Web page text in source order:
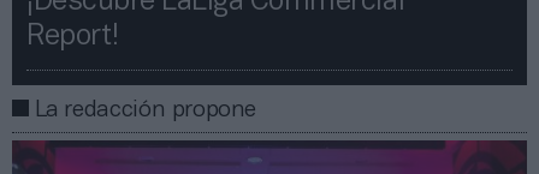
Report!​​
La redacción propone